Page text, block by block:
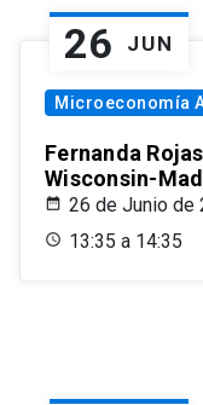
26 JUN
Microeconomía
Fernanda
Wisconsin-
26 de Junio de
13:35 a 14:35